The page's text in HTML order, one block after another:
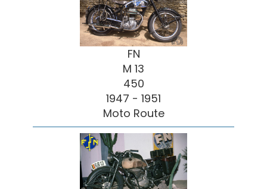
FN
M 13
450
1947 - 1951
Moto Route